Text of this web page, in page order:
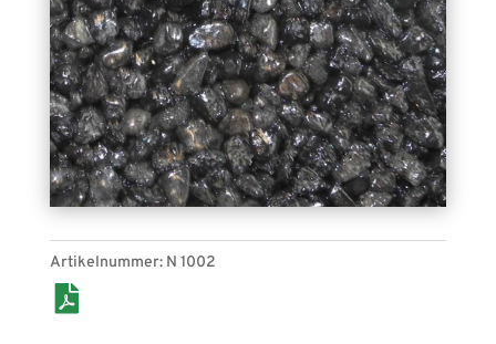
Outdoor-Bereich geeignet.
Artikelnummer: N 1002